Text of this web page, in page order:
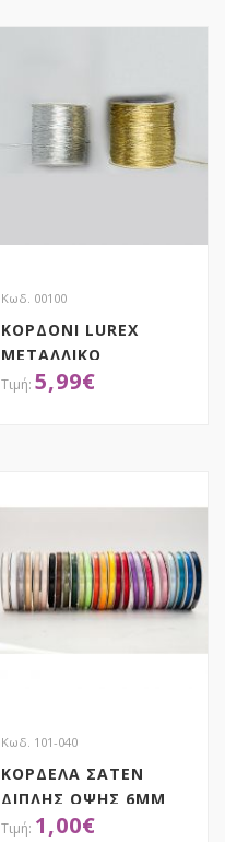
Κωδ. 00100
ΚΟΡΔΟΝΙ LUREX
ΜΕΤΑΛΛΙΚΟ
5,99€
Κωδ. 101-040
ΚΟΡΔΕΛΑ ΣΑΤΕΝ
ΔΙΠΛΗΣ ΟΨΗΣ 6MM
ΜΕ ΟΥΓΙΑ
1,00€